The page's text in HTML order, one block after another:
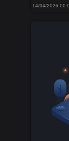
14/04/2026